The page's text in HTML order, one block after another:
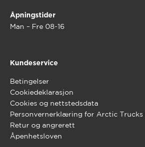
Åpningstider
Man – Fre 08-16
Kundeservice
Betingelser
Cookiedeklarasjon
Cookies og nettstedsdata
Personvernerklæring for Arctic Trucks
Retur og angrerett
Åpenhetsloven